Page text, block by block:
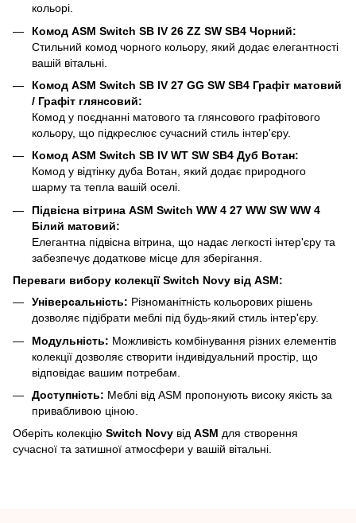
кольорі.
Комод ASM Switch SB IV 26 ZZ SW SB4 Чорний:
Стильний комод чорного кольору, який додає елегантності
вашій вітальні.
Комод ASM Switch SB IV 27 GG SW SB4 Графіт матовий
/ Графіт глянсовий:
Комод у поєднанні матового та глянсового графітового
кольору, що підкреслює сучасний стиль інтер'єру.
Комод ASM Switch SB IV WT SW SB4 Дуб Вотан:
Комод у відтінку дуба Вотан, який додає природного
шарму та тепла вашій оселі.
Підвісна вітрина ASM Switch WW 4 27 WW SW WW 4
Білий матовий:
Елегантна підвісна вітрина, що надає легкості інтер'єру та
забезпечує додаткове місце для зберігання.
Переваги вибору колекції Switch Novy від ASM:
Універсальність: Різноманітність кольорових рішень
дозволяє підібрати меблі під будь-який стиль інтер'єру.
Модульність: Можливість комбінування різних елементів
колекції дозволяє створити індивідуальний простір, що
відповідає вашим потребам.
Доступність: Меблі від ASM пропонують високу якість за
привабливою ціною.
Оберіть колекцію Switch Novy від ASM для створення
сучасної та затишної атмосфери у вашій вітальні.